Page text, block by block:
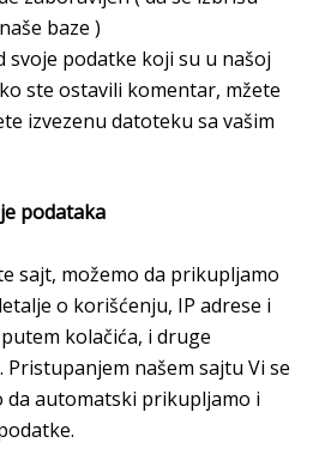
baze )
svoje podatke koji su u našoj
ste ostavili komentar, mžete
izvezenu datoteku sa vašim
podataka
sajt, možemo da prikupljamo
o korišćenju, IP adrese i
kolačića, i druge
našem sajtu Vi se
da automatski prikupljamo i